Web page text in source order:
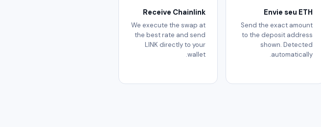
Envie seu ETH
Send the exact amount
to the deposit address
shown. Detected
automatically.
Receive Chainlink
We execute the swap at
the best rate and send
LINK directly to your
wallet.